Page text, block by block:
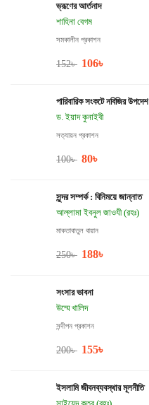
ভ্রূণের আর্তনাদ
শাহিনা বেগম
সমকালীন প্রকাশন
152৳ 106৳
পারিবারিক সংকটে নবিজির উপদেশ
ড. ইয়াদ কুনাইবী
সত্যায়ন প্রকাশন
100৳ 80৳
সুন্দর সম্পর্ক : বিনিময়ে জান্নাত
আল্লামা ইবনুল জাওযী (রহঃ)
মাকতাবাতুল বায়ান
250৳ 188৳
সংসার ভাবনা
উম্মে খালিদ
সন্দীপন প্রকাশন
200৳ 155৳
ইসলামি জীবনব্যবস্থার মূলনীতি